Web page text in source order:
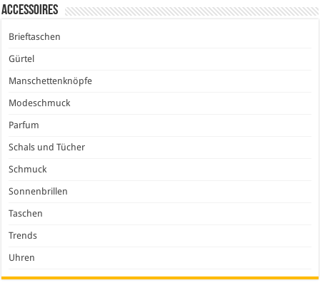
Accessoires
Brieftaschen
Gürtel
Manschettenknöpfe
Modeschmuck
Parfum
Schals und Tücher
Schmuck
Sonnenbrillen
Taschen
Trends
Uhren